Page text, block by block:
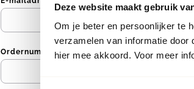
Deze website maakt gebruik
Om je beter en persoonlijker te
verzamelen van informatie door
hier mee akkoord. Voor meer
Ordernummer (9 cijfers, beginnend met 900)*